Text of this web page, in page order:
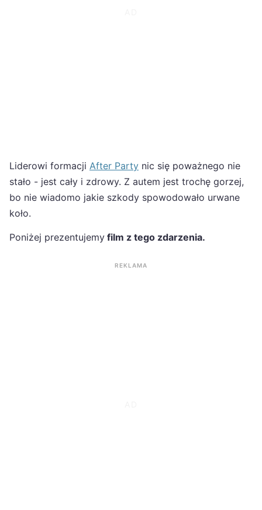
Liderowi formacji After Party nic się poważnego nie
stało - jest cały i zdrowy. Z autem jest trochę gorzej,
bo nie wiadomo jakie szkody spowodowało urwane
koło.
Poniżej prezentujemy film z tego zdarzenia.
REKLAMA